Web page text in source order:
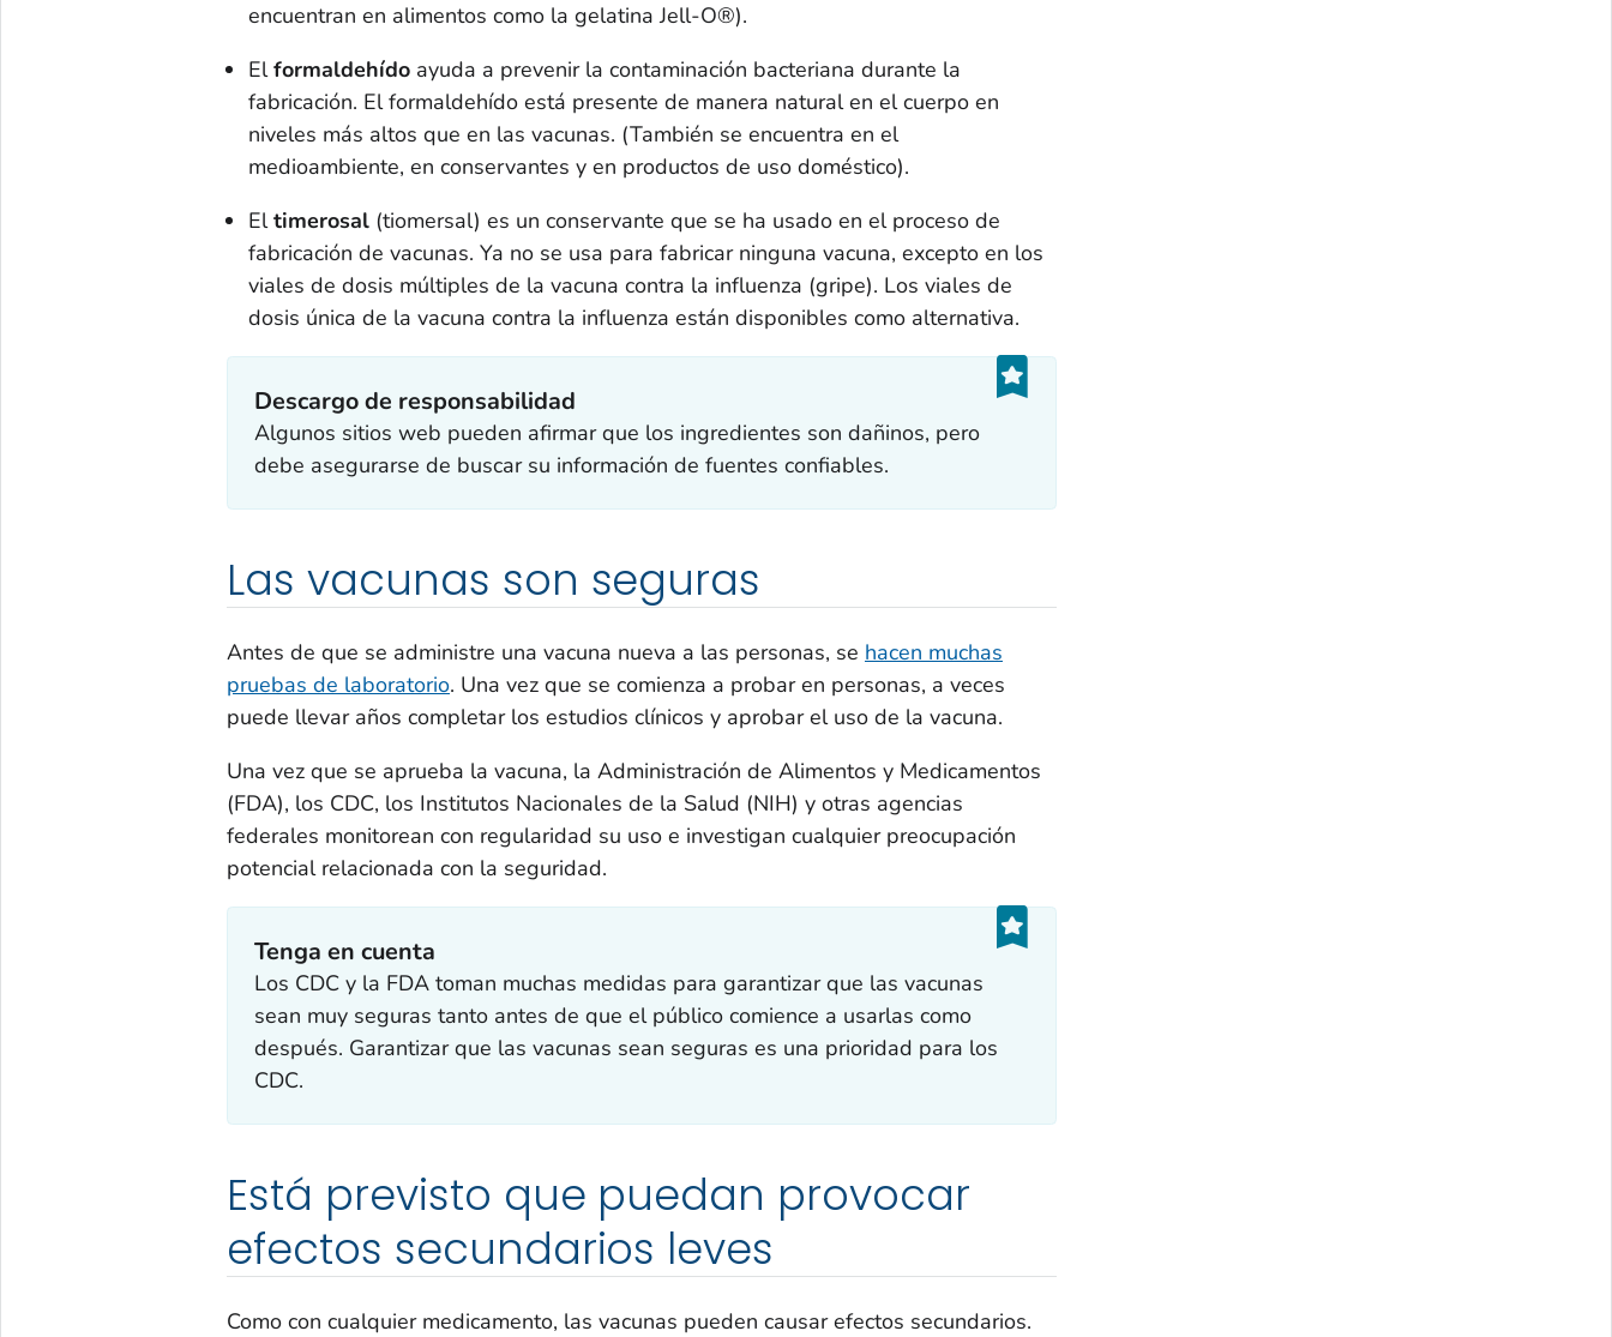
encuentran en alimentos como la gelatina Jell-O®).
Elformaldehídoayuda a prevenir la contaminación bacteriana durante la
fabricación. El formaldehído está presente de manera natural en el cuerpo en
niveles más altos que en las vacunas. (También se encuentra en el
medioambiente, en conservantes y en productos de uso doméstico).
Eltimerosal(tiomersal) es un conservante que se ha usado en el proceso de
fabricación de vacunas. Ya no se usa para fabricar ninguna vacuna, excepto en los
viales de dosis múltiples de la vacuna contra la influenza (gripe). Los viales de
dosis única de la vacuna contra la influenza están disponibles como alternativa.
Descargo de responsabilidad
Algunos sitios web pueden afirmar que los ingredientes son dañinos, pero
debe asegurarse de buscar su información de fuentes confiables.
Las vacunas son seguras
Antes de que se administre una vacuna nueva a las personas, se hacen muchas
pruebas de laboratorio. Una vez que se comienza a probar en personas, a veces
puede llevar años completar los estudios clínicos y aprobar el uso de la vacuna.
Una vez que se aprueba la vacuna, la Administración de Alimentos y Medicamentos
(FDA), los CDC, los Institutos Nacionales de la Salud (NIH) y otras agencias
federales monitorean con regularidad su uso e investigan cualquier preocupación
potencial relacionada con la seguridad.
Tenga en cuenta
Los CDC y la FDA toman muchas medidas para garantizar que las vacunas
sean muy seguras tanto antes de que el público comience a usarlas como
después. Garantizar que las vacunas sean seguras es una prioridad para los
CDC.
Está previsto que puedan provocar
efectos secundarios leves
Como con cualquier medicamento, las vacunas pueden causar efectos secundarios.